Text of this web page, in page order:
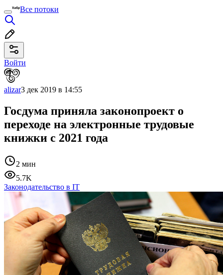
Все потоки
Войти
alizar3 дек 2019 в 14:55
Госдума приняла законопроект о
переходе на электронные трудовые
книжки с 2021 года
2 мин
5.7K
Законодательство в IT